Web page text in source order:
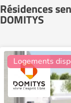
Résidences
DOMITYS
Logements